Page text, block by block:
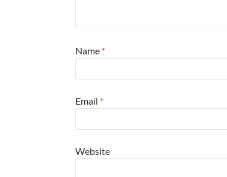
Name *
Email *
Website